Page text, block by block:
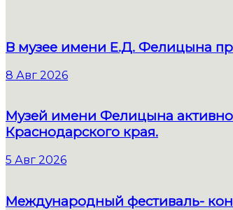
В музее имени Е.Д. Фелицына
8 Авг 2026
Музей имени Фелицына активно
Краснодарского края.
5 Авг 2026
Международный фестиваль-